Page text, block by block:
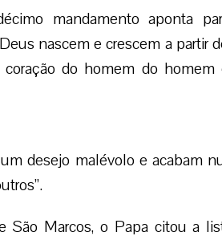
mandamento aponta
nascem e crescem a partir
do homem do
desejo malévolo e acabam
São Marcos, o Papa citou a